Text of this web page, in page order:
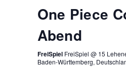
One Piece
Abend
FreiSpiel FreiSpiel @ 15
Baden-Württemberg,